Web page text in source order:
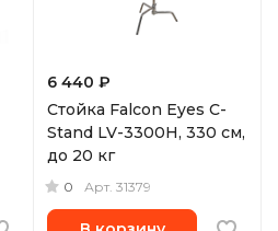
6 440 ₽
Стойка Falcon Eyes C-
Stand LV-3300H, 330 см,
до 20 кг
0 Арт. 31379